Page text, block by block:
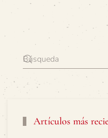
Artículos más